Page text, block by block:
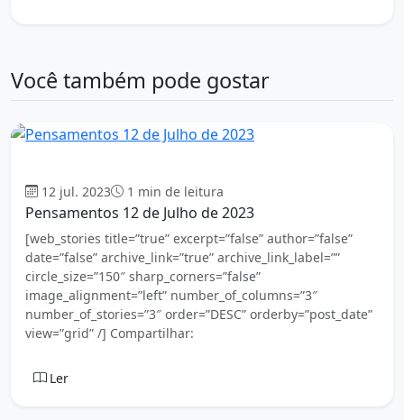
Você também pode gostar
12 jul. 2023 1 min de leitura
Pensamentos 12 de Julho de 2023
[web_stories title=”true” excerpt=”false” author=”false”
date=”false” archive_link=”true” archive_link_label=””
circle_size=”150″ sharp_corners=”false”
image_alignment=”left” number_of_columns=”3″
number_of_stories=”3″ order=”DESC” orderby=”post_date”
view=”grid” /] Compartilhar:
Ler